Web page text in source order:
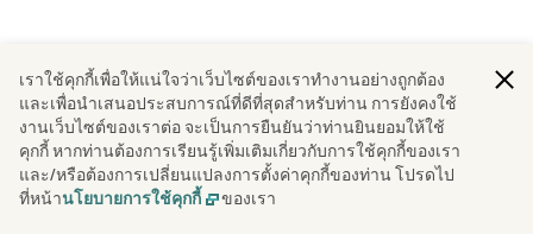
เราใช้คุกกี้เพื่อให้แน่ใจว่าเว็บไซต์ของเราทํางานอย่างถูกต้อง
และเพื่อนําเสนอประสบการณ์ที่ดีที่สุดสําหรับท่าน การยังคงใช้
งานเว็บไซต์ของเราต่อ จะเป็นการยืนยันว่าท่านยินยอมให้ใช้
คุกกี้ หากท่านต้องการเรียนรู้เพิ่มเติมเกี่ยวกับการใช้คุกกี้ของเรา
และ/หรือต้องการเปลี่ยนแปลงการตั้งค่าคุกกี้ของท่าน โปรดไป
ที่หน้านโยบายการใช้คุกกี้ ของเรา